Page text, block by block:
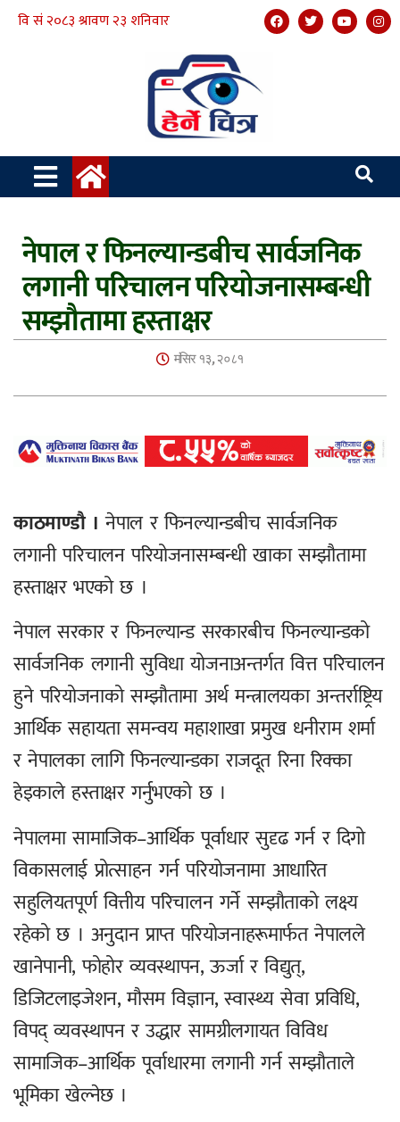
नेपाल र फिनल्यान्डबीच सार्वजनिक
लगानी परिचालन परियोजनासम्बन्धी
सम्झौतामा हस्ताक्षर
मंसिर १३, २०८१
काठमाण्डौ । नेपाल र फिनल्यान्डबीच सार्वजनिक
लगानी परिचालन परियोजनासम्बन्धी खाका सम्झौतामा
हस्ताक्षर भएको छ ।
नेपाल सरकार र फिनल्यान्ड सरकारबीच फिनल्यान्डको
सार्वजनिक लगानी सुविधा योजनाअन्तर्गत वित्त परिचालन
हुने परियोजनाको सम्झौतामा अर्थ मन्त्रालयका अन्तर्राष्ट्रिय
आर्थिक सहायता समन्वय महाशाखा प्रमुख धनीराम शर्मा
र नेपालका लागि फिनल्यान्डका राजदूत रिना रिक्का
हेइकाले हस्ताक्षर गर्नुभएको छ ।
नेपालमा सामाजिक–आर्थिक पूर्वाधार सुदृढ गर्न र दिगो
विकासलाई प्रोत्साहन गर्न परियोजनामा आधारित
सहुलियतपूर्ण वित्तीय परिचालन गर्ने सम्झौताको लक्ष्य
रहेको छ । अनुदान प्राप्त परियोजनाहरूमार्फत नेपालले
खानेपानी, फोहोर व्यवस्थापन, ऊर्जा र विद्युत्,
डिजिटलाइजेशन, मौसम विज्ञान, स्वास्थ्य सेवा प्रविधि,
विपद् व्यवस्थापन र उद्धार सामग्रीलगायत विविध
सामाजिक–आर्थिक पूर्वाधारमा लगानी गर्न सम्झौताले
भूमिका खेल्नेछ ।